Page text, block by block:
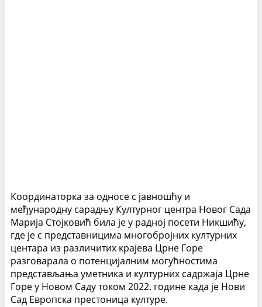
Координаторка за односе с јавношћу и
међународну сарадњу Културног центра Новог Сада
Марија Стојковић била је у радној посети Никшићу,
где је с представницима многобројних културних
центара из различитих крајева Црне Горе
разговарала о потенцијалним могућностима
представљања уметника и културних садржаја Црне
Горе у Новом Саду током 2022. године када је Нови
Сад Европска престоница културе.